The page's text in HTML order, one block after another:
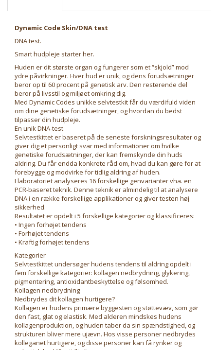
Dynamic Code Skin/DNA test
DNA test.
Smart hudpleje starter her.
Huden er dit største organ og fungerer som et “skjold” mod
ydre påvirkninger. Hver hud er unik, og dens forudsætninger
beror op til 60 procent på genetisk arv. Den resterende del
beror på livsstil og miljøet omkring dig.
Med Dynamic Codes unikke selvtestkit får du værdifuld viden
om dine genetiske forudsætninger, og hvordan du bedst
tilpasser din hudpleje.
En unik DNA-test
Selvtestkittet er baseret på de seneste forskningsresultater og
giver dig et personligt svar med informationer om hvilke
genetiske forudsætninger, der kan fremskynde din huds
aldring. Du får endda konkrete råd om, hvad du kan gøre for at
forebygge og modvirke for tidlig aldring af huden.
I laboratoriet analyseres 16 forskellige genvarianter vha. en
PCR-baseret teknik. Denne teknik er almindelig til at analysere
DNA i en række forskellige applikationer og giver testen høj
sikkerhed.
Resultatet er opdelt i 5 forskellige kategorier og klassificeres:
• Ingen forhøjet tendens
• Forhøjet tendens
• Kraftig forhøjet tendens
Kategorier
Selvtestkittet undersøger hudens tendens til aldring opdelt i
fem forskellige kategorier: kollagen nedbrydning, glykering,
pigmentering, antioxidantbeskyttelse og følsomhed.
Kollagen nedbrydning
Nedbrydes dit kollagen hurtigere?
Kollagen er hudens primære byggesten og støttevæv, som gør
den fast, glat og elastisk. Med alderen mindskes hudens
kollagenproduktion, og huden taber da sin spændstighed, og
strukturen bliver mere ujævn. Hos visse personer nedbrydes
kolleganet hurtigere, og disse personer kan få rynker og